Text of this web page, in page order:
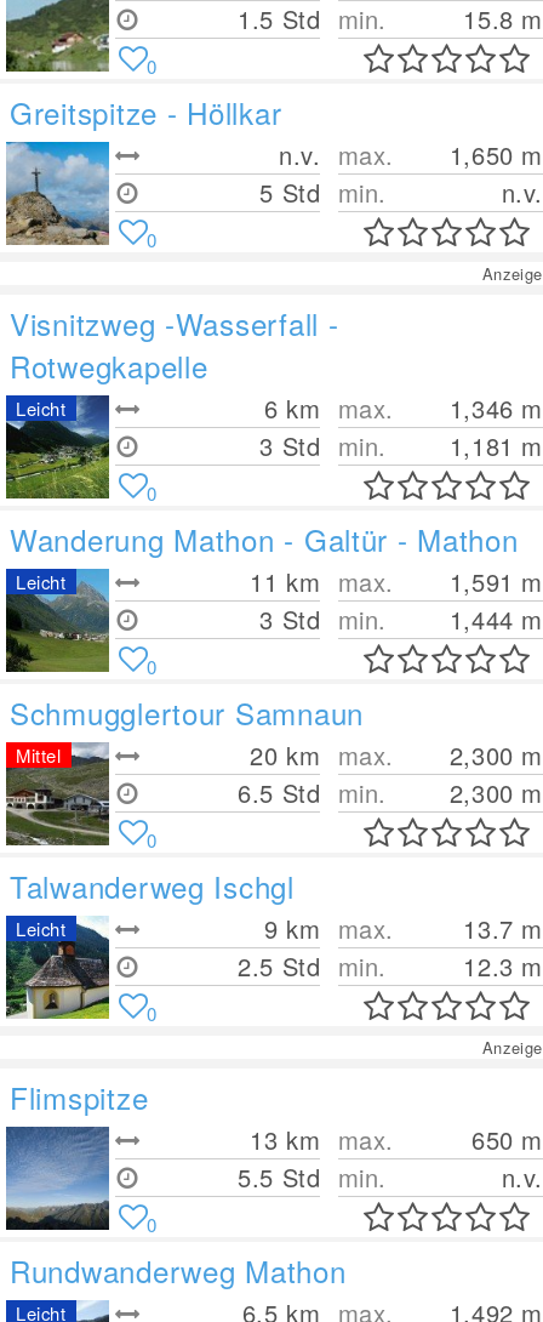
1.5 Std min.
15.8 m
0
Greitspitze - Höllkar
n.v.
5 Std
max. 1,650 m
min.
n.v.
0
Anzeige
Visnitzweg -Wasserfall -
Rotwegkapelle
6 km
3 Std
max. 1,346 m
min.
1,181 m
Leicht
0
Wanderung Mathon - Galtür - Mathon
11 km
3 Std
max. 1,591 m
min.
1,444 m
Leicht
0
Schmugglertour Samnaun
20 km
6.5 Std
max. 2,300 m
min.
2,300 m
Mittel
0
Talwanderweg Ischgl
9 km
2.5 Std
max. 13.7 m
min.
12.3 m
Leicht
0
Anzeige
Flimspitze
13 km
5.5 Std
max. 650 m
min.
n.v.
0
Rundwanderweg Mathon
6.5 km max. 1,492 m
Leicht